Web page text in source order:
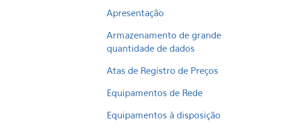
Apresentação
Armazenamento de grande
quantidade de dados
Atas de Registro de Preços
Equipamentos de Rede
Equipamentos à disposição